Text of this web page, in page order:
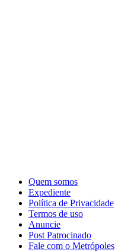
Quem somos
Expediente
Política de Privacidade
Termos de uso
Anuncie
Post Patrocinado
Fale com o Metrópoles